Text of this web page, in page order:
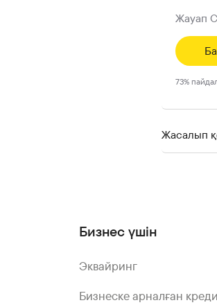
Жауап
73%
Жасалып
Бизнес үшін
Эквайринг
Бизнеске арналған